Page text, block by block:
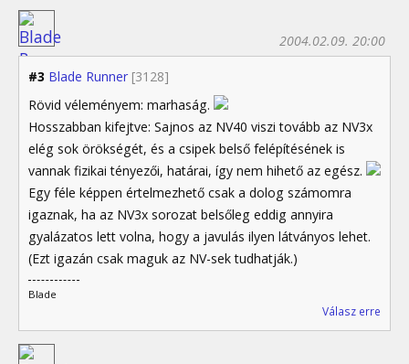
#3 Blade Runner [3128]
2004.02.09. 20:00
Rövid véleményem: marhaság.
Hosszabban kifejtve: Sajnos az NV40 viszi tovább az NV3x
elég sok örökségét, és a csipek belső felépítésének is
vannak fizikai tényezői, határai, így nem hihető az egész.
Egy féle képpen értelmezhető csak a dolog számomra
igaznak, ha az NV3x sorozat belsőleg eddig annyira
gyalázatos lett volna, hogy a javulás ilyen látványos lehet.
(Ezt igazán csak maguk az NV-sek tudhatják.)
Blade
Válasz erre